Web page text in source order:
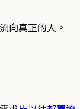
向真正的人。